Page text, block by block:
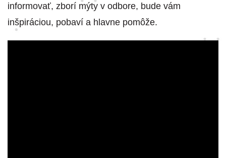
informovať, zborí mýty v odbore, bude vám
inšpiráciou, pobaví a hlavne pomôže.